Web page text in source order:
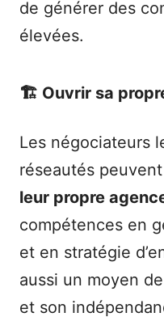
de générer des
élevées.
🏗️ Ouvrir sa
Les négociateurs
réseautés
leur propre
compétences en
et en stratégie
aussi un moyen
et son